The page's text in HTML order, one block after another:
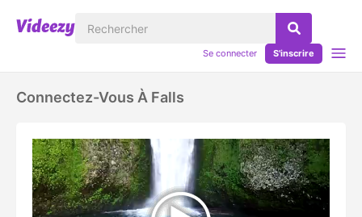
Se connecter S'inscrire
Connectez-Vous À Falls